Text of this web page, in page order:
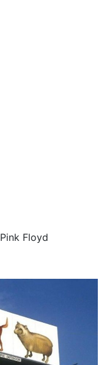
Pink Floyd